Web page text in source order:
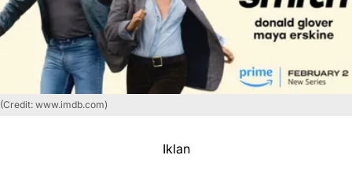
(Credit: www.imdb.com)
Iklan